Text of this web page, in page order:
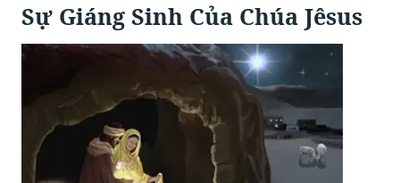
Sự Giáng Sinh Của Chúa Jêsus